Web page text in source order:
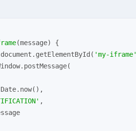
(message) {
document .getElementById( 'my-iframe'
Date.now(),
,